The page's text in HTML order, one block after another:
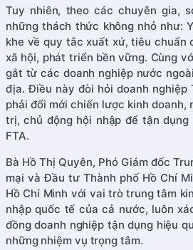
Tuy nhiên, theo các chuyên gia,
những thách thức không nhỏ như:
khe về quy tắc xuất xứ, tiêu chuẩn
xã hội, phát triển bền vững. Cùng
gắt từ các doanh nghiệp nước
địa. Điều này đòi hỏi doanh nghiệp
phải đổi mới chiến lược kinh doanh,
trị, chủ động hội nhập để tận
FTA.
Bà Hồ Thị Quyên, Phó Giám đốc
mại và Đầu tư Thành phố Hồ Chí
Hồ Chí Minh với vai trò trung tâm
nhập quốc tế của cả nước, luôn
đồng doanh nghiệp tận dụng hiệu
những nhiệm vụ trọng tâm.